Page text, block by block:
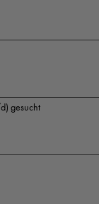
gesucht